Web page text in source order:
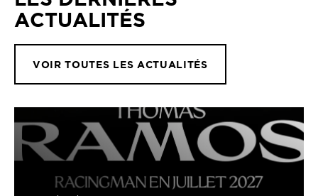
ACTUALITÉS
VOIR TOUTES LES ACTUALITÉS